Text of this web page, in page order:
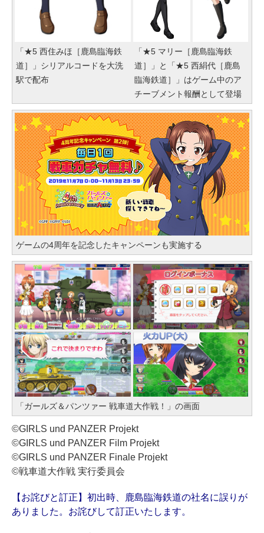
「★5 西住みほ［鹿島臨海鉄
道］」シリアルコードを大洗
駅で配布
「★5 マリー［鹿島臨海鉄
道］」と「★5 西絹代［鹿島
臨海鉄道］」はゲーム中のア
チーブメント報酬として登場
ゲームの4周年を記念したキャンペーンも実施する
「ガールズ＆パンツァー 戦車道大作戦！」の画面
©GIRLS und PANZER Projekt
©GIRLS und PANZER Film Projekt
©GIRLS und PANZER Finale Projekt
©戦車道大作戦 実行委員会
【お詫びと訂正】初出時、鹿島臨海鉄道の社名に誤りが
ありました。お詫びして訂正いたします。